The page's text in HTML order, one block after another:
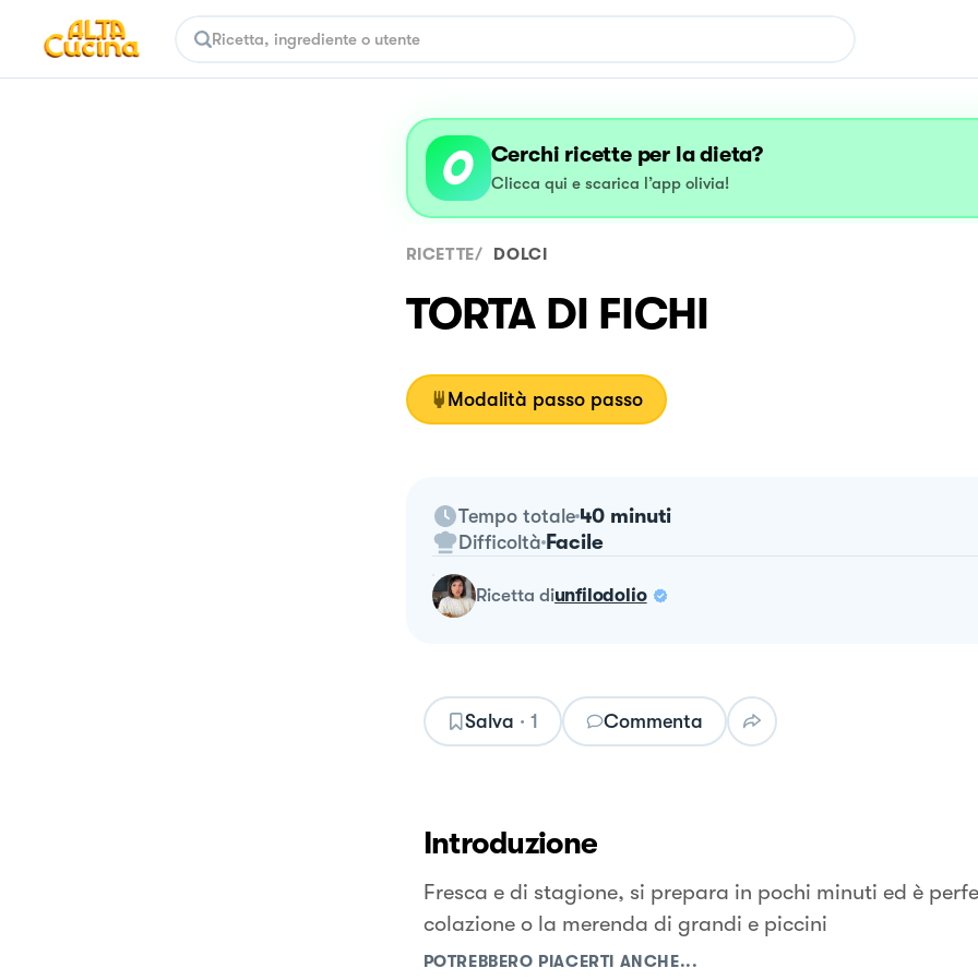
Cerchi ricette per la dieta?
Clicca qui e scarica l’app olivia!
RICETTE/ DOLCI
TORTA DI FICHI
Modalità passo passo
Tempo totale 40 minuti
Difficoltà Facile
ricetta diunfilodolio
Salva · 1 Commenta
Introduzione
Fresca e di stagione, si prepara in pochi minuti ed è
colazione o la merenda di grandi e piccini
POTREBBERO PIACERTI ANCHE...